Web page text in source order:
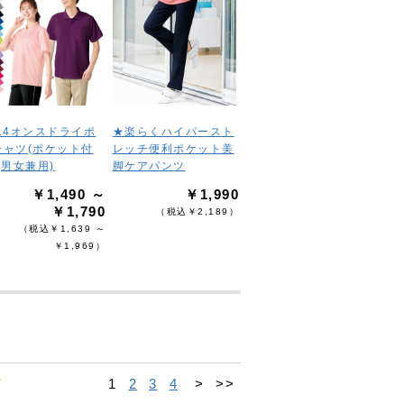
オンスドライポ
ャツ(ポケット付
女兼用)
￥1,490 ～
￥1,790
（税込￥1,639 ～
￥1,969）
★楽らくハイパースト
レッチ便利ポケット美
脚ケアパンツ
￥1,990
（税込￥2,189）
1 2 3 4 > >>